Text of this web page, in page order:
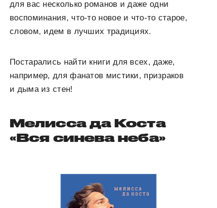
для вас несколько романов и даже одни
воспоминания, что-то новое и что-то старое,
словом, идем в лучших традициях.
Постарались найти книги для всех, даже,
например, для фанатов мистики, призраков
и дыма из стен!
Мелисса да Коста
«Вся синева неба»